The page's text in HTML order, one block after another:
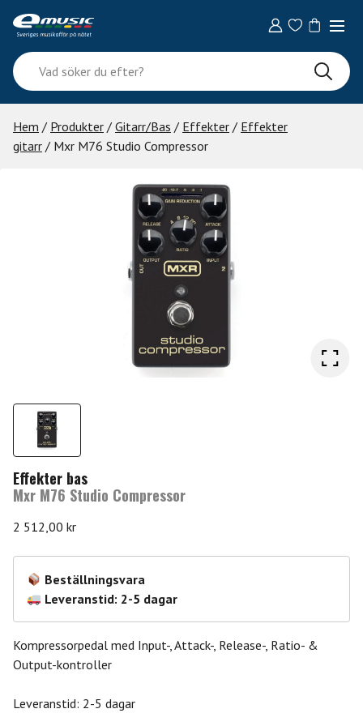
content
Vad
söker
du
efter?
Hem / Produkter / Gitarr/Bas / Effekter / Effekter
gitarr / Mxr M76 Studio Compressor
Effekter bas
Mxr M76 Studio Compressor
2 512,00 kr
Beställningsvara
Leveranstid: 2-5 dagar
Kompressorpedal med Input-, Attack-, Release-, Ratio- &
Output-kontroller
Leveranstid: 2-5 dagar